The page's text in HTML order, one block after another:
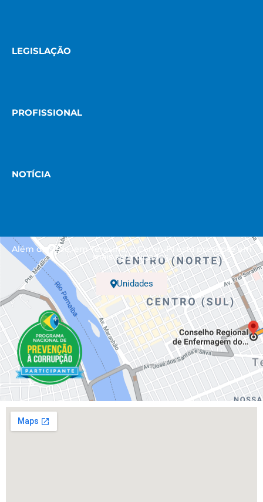
LEGISLAÇÃO
PROFISSIONAL
NOTÍCIA
Além da sede, em Teresina, o Coren-PI está presente em
mais sete cidades.
Unidades